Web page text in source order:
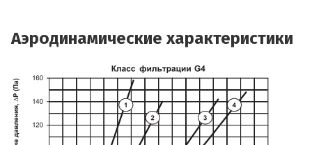
Аэродинамические характеристики